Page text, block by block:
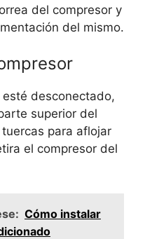
del compresor y
del mismo.
desconectado,
superior del
para aflojar
el compresor del
Cómo instalar